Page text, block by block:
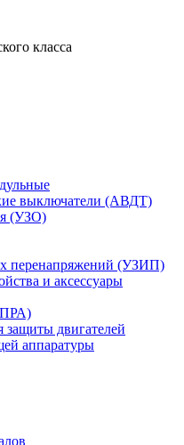
класса
выключатели (АВДТ)
(УЗО)
перенапряжений (УЗИП)
и аксессуары
защиты двигателей
аппаратуры